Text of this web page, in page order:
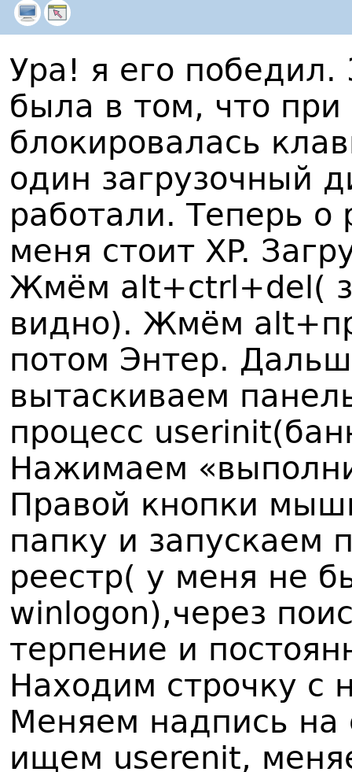
Ура! я его
была в том, что при
блокировалась
один загрузочный
работали. Теперь
меня стоит XP.
Жмём alt+ctrl+del(
видно). Жмём
потом Энтер.
вытаскиваем
процесс
Нажимаем
Правой кнопки
папку и запускаем
реестр( у меня не
winlogon),через
терпение и
Находим строчку с
Меняем надпись
ищем userenit,